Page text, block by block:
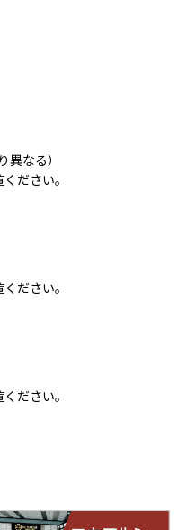
なる）
ださい。
ださい。
ださい。